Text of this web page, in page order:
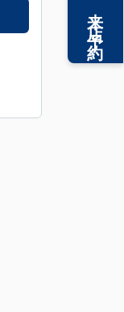
来店予約